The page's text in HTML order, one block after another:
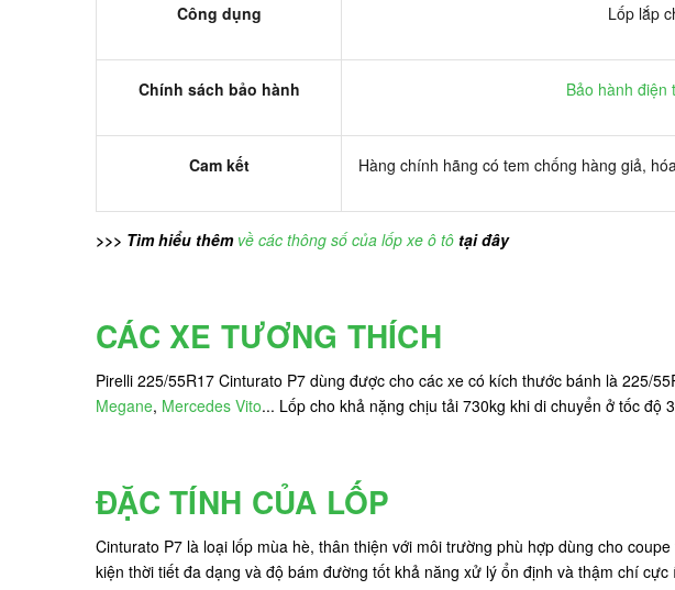
Công dụng Lốp lắp
Chính sách bảo hành Bảo hành điện
Cam kết Hàng chính hãng có tem chống hàng giả,
>>> Tìm hiểu thêm về các thông số của lốp xe ô tô tại đây
CÁC XE TƯƠNG THÍCH
Pirelli 225/55R17 Cinturato P7 dùng được cho các xe có kích thước bánh là 225/
Megane, Mercedes Vito... Lốp cho khả nặng chịu tải 730kg khi di chuyển ở tốc
ĐẶC TÍNH CỦA LỐP
Cinturato P7 là loại lốp mùa hè, thân thiện với môi trường phù hợp dùng cho
kiện thời tiết đa dạng và độ bám đường tốt khả năng xử lý ổn định và thậm chí cực